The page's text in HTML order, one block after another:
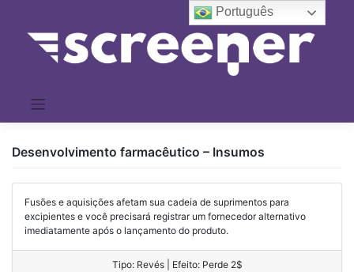
conteúdo
Desenvolvimento farmacêutico – Insumos
Fusões e aquisições afetam sua cadeia de suprimentos para
excipientes e você precisará registrar um fornecedor alternativo
imediatamente após o lançamento do produto.
Tipo: Revés | Efeito: Perde 2$
Português